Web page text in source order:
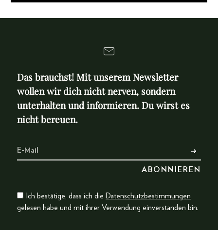
Das brauchst! Mit unserem Newsletter
wollen wir dich nicht nerven, sondern
unterhalten und informieren. Du wirst es
nicht bereuen.
Ich bestätige, dass ich die Datenschutzbestimmungen
gelesen habe und mit ihrer Verwendung einverstanden bin.